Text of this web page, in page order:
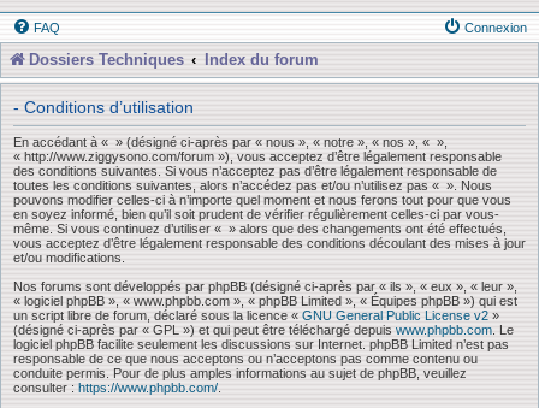
FAQ Connexion
Dossiers Techniques Index du forum
- Conditions d’utilisation
En accédant à « » (désigné ci-après par « nous », « notre », « nos », « »,
« http://www.ziggysono.com/forum »), vous acceptez d’être légalement responsable
des conditions suivantes. Si vous n’acceptez pas d’être légalement responsable de
toutes les conditions suivantes, alors n’accédez pas et/ou n’utilisez pas « ». Nous
pouvons modifier celles-ci à n’importe quel moment et nous ferons tout pour que vous
en soyez informé, bien qu’il soit prudent de vérifier régulièrement celles-ci par vous-
même. Si vous continuez d’utiliser « » alors que des changements ont été effectués,
vous acceptez d’être légalement responsable des conditions découlant des mises à jour
et/ou modifications.
Nos forums sont développés par phpBB (désigné ci-après par « ils », « eux », « leur »,
« logiciel phpBB », « www.phpbb.com », « phpBB Limited », « Équipes phpBB ») qui est
un script libre de forum, déclaré sous la licence « GNU General Public License v2 »
(désigné ci-après par « GPL ») et qui peut être téléchargé depuis www.phpbb.com . Le
logiciel phpBB facilite seulement les discussions sur Internet. phpBB Limited n’est pas
responsable de ce que nous acceptons ou n’acceptons pas comme contenu ou
conduite permis. Pour de plus amples informations au sujet de phpBB, veuillez
consulter : https://www.phpbb.com/